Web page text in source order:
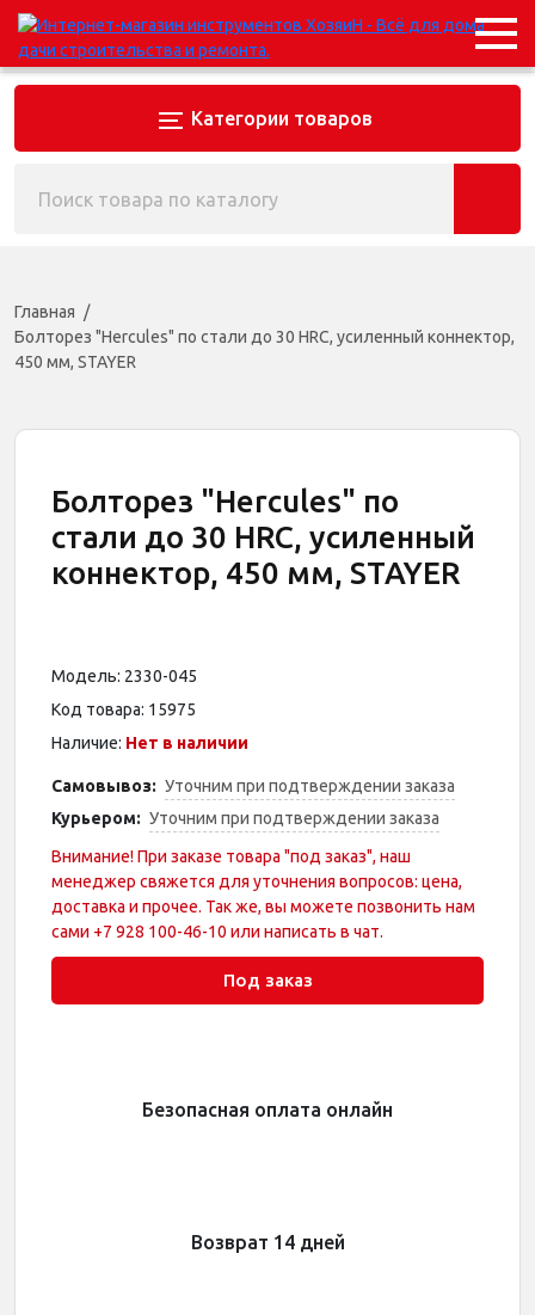
Категории товаров
Главная
Болторез "Hercules" по стали до 30 HRC, усиленный коннектор,
450 мм, STAYER
Болторез "Hercules" по
стали до 30 HRC, усиленный
коннектор, 450 мм, STAYER
Модель: 2330-045
Код товара: 15975
Наличие: Нет в наличии
Самовывоз: Уточним при подтверждении заказа
Курьером: Уточним при подтверждении заказа
Внимание! При заказе товара "под заказ", наш
менеджер свяжется для уточнения вопросов: цена,
доставка и прочее. Так же, вы можете позвонить нам
сами +7 928 100-46-10 или написать в чат.
Под заказ
Безопасная оплата онлайн
Возврат 14 дней